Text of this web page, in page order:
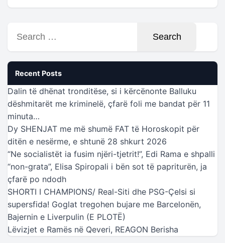
for:
Recent Posts
Dalin të dhënat tronditëse, si i kërcënonte Balluku
dëshmitarët me kriminelë, çfarë foli me bandat për 11
minuta…
Dy SHENJAT me më shumë FAT të Horoskopit për
ditën e nesërme, e shtunë 28 shkurt 2026
“Ne socialistët ia fusim njëri-tjetrit!”, Edi Rama e shpalli
“non-grata”, Elisa Spiropali i bën sot të papriturën, ja
çfarë po ndodh
SHORTI I CHAMPIONS/ Real-Siti dhe PSG-Çelsi si
supersfida! Goglat tregohen bujare me Barcelonën,
Bajernin e Liverpulin (E PLOTË)
Lëvizjet e Ramës në Qeveri, REAGON Berisha